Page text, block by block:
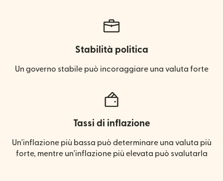
Stabilità politica
Un governo stabile può incoraggiare una valuta forte
Tassi di inflazione
Un'inflazione più bassa può determinare una valuta più
forte, mentre un'inflazione più elevata può svalutarla